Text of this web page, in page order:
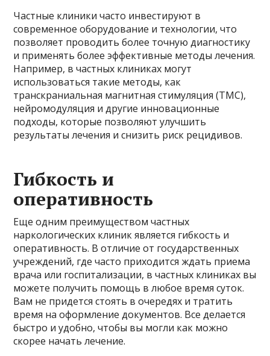
Частные клиники часто инвестируют в
современное оборудование и технологии, что
позволяет проводить более точную диагностику
и применять более эффективные методы лечения.
Например, в частных клиниках могут
использоваться такие методы, как
транскраниальная магнитная стимуляция (ТМС),
нейромодуляция и другие инновационные
подходы, которые позволяют улучшить
результаты лечения и снизить риск рецидивов.
Гибкость и
оперативность
Еще одним преимуществом частных
наркологических клиник является гибкость и
оперативность. В отличие от государственных
учреждений, где часто приходится ждать приема
врача или госпитализации, в частных клиниках вы
можете получить помощь в любое время суток.
Вам не придется стоять в очередях и тратить
время на оформление документов. Все делается
быстро и удобно, чтобы вы могли как можно
скорее начать лечение.